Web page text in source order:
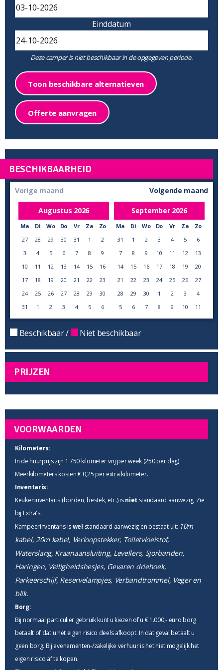
Einddatum
Deze camper is niet beschikbaar in de opgegeven periode.
Toon beschikbare alternatieven
Offerte aanvragen
BESCHIKBAARHEID
Vorige maand
Augustus 2026
Ma Di Wo Do Vr Za
Zo
27
28 29 30 31 1
2
3
4 5 6 7 8
9
10
11 12 13 14 15
16
17
18 19 20 21 22
23
24
25 26 27 28 29
30
31
1 2 3 4 5 6
Volgende maand
September 2026
Ma Di Wo Do Vr Za
Zo
31
1 2 3 4 5
6
7
8 9 10 11 12
13
14
15 16 17 18 19
20
21
22 23 24 25 26
27
28
29 30 1 2 3
4
5
6 7 8 9 10 11
Beschikbaar / Niet beschikbaar
PRIJZEN
VOORWAARDEN
Kilometers:
In de huurprijs zijn 1.750 kilometer vrij per week (250 per dag).
Meerkilometers kosten € 0,25 per extra kilometer.
Inventaris:
Keukeninventaris (borden, bestek, etc.) isniet standaard aanwezig. Zie
bij Extra's.
Kampeerinventaris iswel standaard aanwezig en bestaat uit: 10m
kabel, 20m kabel, Verloopstekker, Toiletvloeistof,
Waterslang, Kraanaansluiting, Levellers, Sjorbanden,
Haringen, Veiligheidshesjes, Gevaren driehoek,
Parkeerschijf, Reservelampjes, Verbandtrommel, Veger en
blik.
Borg:
Bij normaal particulier gebruik kunt u kiezen of u € 1.000,- euro borg
betaalt of dat u het eigen risico deels afkoopt. In dat geval betaalt u
geen borg. Bij evenementen-/zakelijke verhuur is het niet mogelijk het
eigen risico af te kopen.